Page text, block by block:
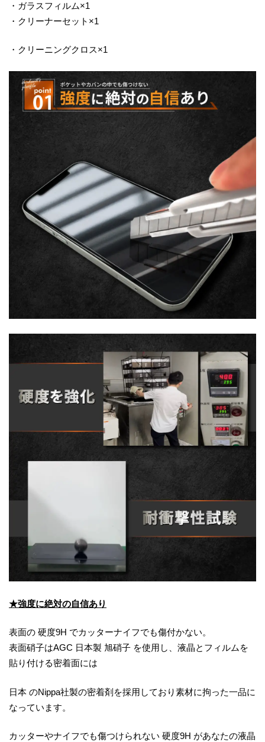
・ガラスフィルム×1
・クリーナーセット×1
・クリーニングクロス×1
★強度に絶対の自信あり
表面の 硬度9H でカッターナイフでも傷付かない。
表面硝子はAGC 日本製 旭硝子 を使用し、液晶とフィルムを
貼り付ける密着面には
日本 のNippa社製の密着剤を採用しており素材に拘った一品に
なっています。
カッターやナイフでも傷つけられない 硬度9H があなたの液晶